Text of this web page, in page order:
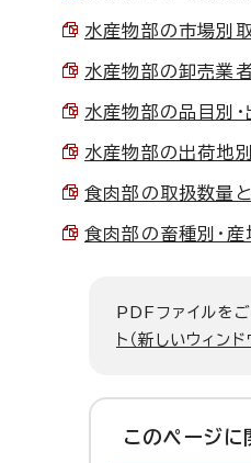
水産物部の市場別
水産物部の卸売業
水産物部の品目別
水産物部の出荷地
食肉部の取扱数量
食肉部の畜種別・
PDFファイルを
ト（新しいウィンド
このページに